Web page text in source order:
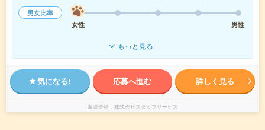
男女比率
女性
男性
もっと見る
気になる! 応募へ進む 詳しく見る
派遣会社 株式会社スタッフサービス